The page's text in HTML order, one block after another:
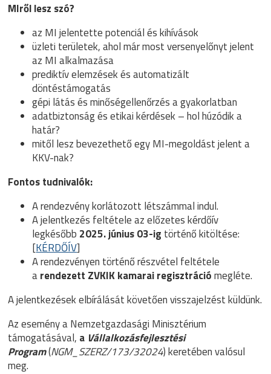
MIről lesz szó?
az MI jelentette potenciál és kihívások
üzleti területek, ahol már most versenyelőnyt jelent
az MI alkalmazása
prediktív elemzések és automatizált
döntéstámogatás
gépi látás és minőségellenőrzés a gyakorlatban
adatbiztonság és etikai kérdések – hol húzódik a
határ?
mitől lesz bevezethető egy MI-megoldást jelent a
KKV-nak?
Fontos tudnivalók:
A rendezvény korlátozott létszámmal indul.
A jelentkezés feltétele az előzetes kérdőív
legkésőbb 2025. június 03-ig történő kitöltése:
[KÉRDŐÍV]
A rendezvényen történő részvétel feltétele
arendezett ZVKIK kamarai regisztrációmegléte.
A jelentkezések elbírálását követően visszajelzést küldünk.
Az esemény a Nemzetgazdasági Minisztérium
támogatásával, a Vállalkozásfejlesztési
Program(NGM_SZERZ/173/32024) keretében valósul
meg.